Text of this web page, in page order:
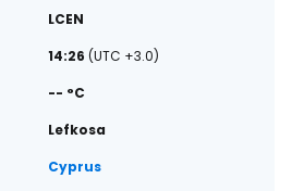
LCEN
14:26 (UTC +3.0)
-- °C
Lefkosa
Cyprus